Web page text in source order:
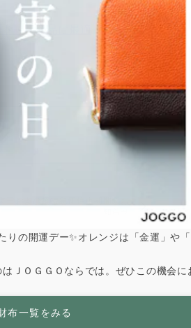
・記念品に最適
の開運デー✨オレンジは「金運」や
ＪＯＧＧＯならでは。ぜひこの機会
布一覧をみる